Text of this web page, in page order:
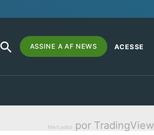
Search
for:
SEARCH
BUTTON
ASSINE A AF NEWS ACESSE
Mercados por TradingView